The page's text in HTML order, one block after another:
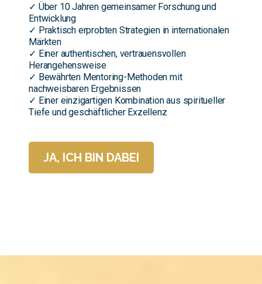
✓ Über 10 Jahren gemeinsamer Forschung und
Entwicklung
✓ Praktisch erprobten Strategien in internationalen
Märkten
✓ Einer authentischen, vertrauensvollen
Herangehensweise
✓ Bewährten Mentoring-Methoden mit
nachweisbaren Ergebnissen
✓ Einer einzigartigen Kombination aus spiritueller
Tiefe und geschäftlicher Exzellenz
JA, ICH BIN DABEI